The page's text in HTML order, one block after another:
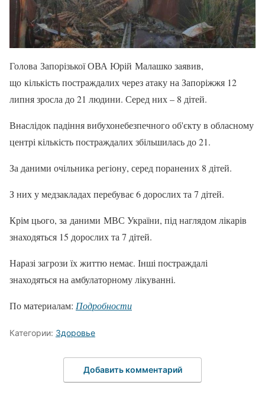
Голова Запорізької ОВА Юрій Малашко заявив,
що кількість постраждалих через атаку на Запоріжжя 12
липня зросла до 21 людини. Серед них – 8 дітей.
Внаслідок падіння вибухонебезпечного об'єкту в обласному
центрі кількість постраждалих збільшилась до 21.
За даними очільника регіону, серед поранених 8 дітей.
З них у медзакладах перебуває 6 дорослих та 7 дітей.
Крім цього, за даними МВС України, під наглядом лікарів
знаходяться 15 дорослих та 7 дітей.
Наразі загрози їх життю немає. Інші постраждалі
знаходяться на амбулаторному лікуванні.
По материалам: Подробности
Категории: Здоровье
Добавить комментарий